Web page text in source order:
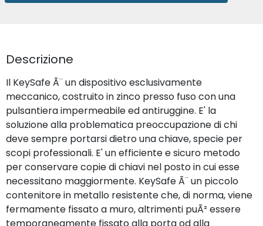
Descrizione
Il KeySafe Ã¨ un dispositivo esclusivamente
meccanico, costruito in zinco presso fuso con una
pulsantiera impermeabile ed antiruggine. E' la
soluzione alla problematica preoccupazione di chi
deve sempre portarsi dietro una chiave, specie per
scopi professionali. E' un efficiente e sicuro metodo
per conservare copie di chiavi nel posto in cui esse
necessitano maggiormente. KeySafe Ã¨ un piccolo
contenitore in metallo resistente che, di norma, viene
fermamente fissato a muro, altrimenti puÃ² essere